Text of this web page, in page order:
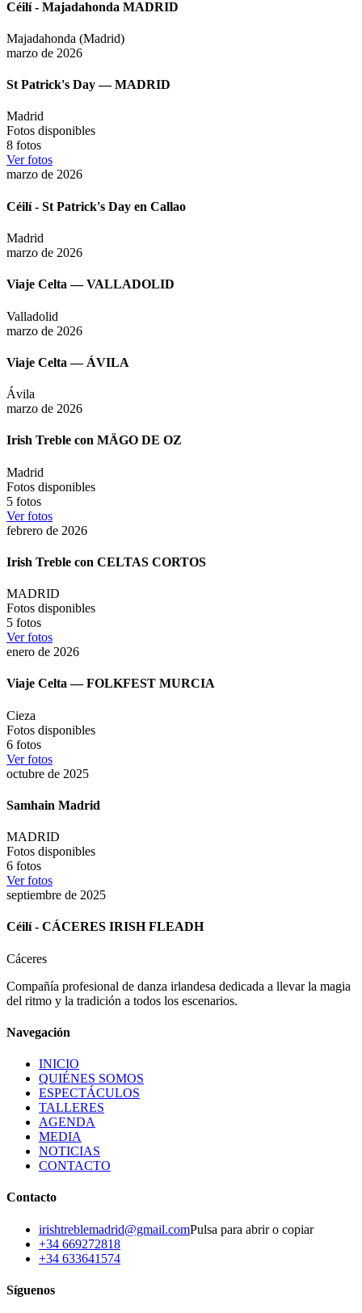
Céilí - Majadahonda MADRID
Majadahonda (Madrid)
marzo de 2026
St Patrick's Day — MADRID
Madrid
Fotos disponibles
8 fotos
Ver fotos
marzo de 2026
Céilí - St Patrick's Day en Callao
Madrid
marzo de 2026
Viaje Celta — VALLADOLID
Valladolid
marzo de 2026
Viaje Celta — ÁVILA
Ávila
marzo de 2026
Irish Treble con MÄGO DE OZ
Madrid
Fotos disponibles
5 fotos
Ver fotos
febrero de 2026
Irish Treble con CELTAS CORTOS
MADRID
Fotos disponibles
5 fotos
Ver fotos
enero de 2026
Viaje Celta — FOLKFEST MURCIA
Cieza
Fotos disponibles
6 fotos
Ver fotos
octubre de 2025
Samhain Madrid
MADRID
Fotos disponibles
6 fotos
Ver fotos
septiembre de 2025
Céilí - CÁCERES IRISH FLEADH
Cáceres
Compañía profesional de danza irlandesa dedicada a llevar la magia
del ritmo y la tradición a todos los escenarios.
Navegación
INICIO
QUIÉNES SOMOS
ESPECTÁCULOS
TALLERES
AGENDA
MEDIA
NOTICIAS
CONTACTO
Contacto
irishtreblemadrid@gmail.comPulsa para abrir o copiar
+34 669272818
+34 633641574
Síguenos